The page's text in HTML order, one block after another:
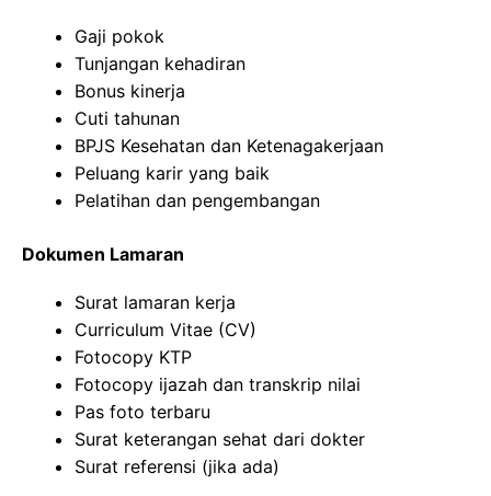
Gaji pokok
Tunjangan kehadiran
Bonus kinerja
Cuti tahunan
BPJS Kesehatan dan Ketenagakerjaan
Peluang karir yang baik
Pelatihan dan pengembangan
Dokumen Lamaran
Surat lamaran kerja
Curriculum Vitae (CV)
Fotocopy KTP
Fotocopy ijazah dan transkrip nilai
Pas foto terbaru
Surat keterangan sehat dari dokter
Surat referensi (jika ada)